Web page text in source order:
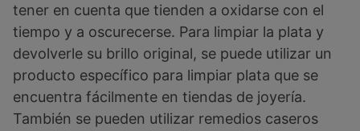
tener en cuenta que tienden a oxidarse con el
tiempo y a oscurecerse. Para limpiar la plata y
devolverle su brillo original, se puede utilizar un
producto específico para limpiar plata que se
encuentra fácilmente en tiendas de joyería.
También se pueden utilizar remedios caseros